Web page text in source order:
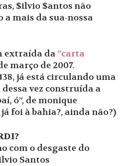
$ilvio $antos não
mais da sua-nossa
extraída da “carta
março de 2007.
já está circulando uma
vez construída a
ó”, de monique
foi à bahia?, ainda não?)
com o desgaste do
Santos